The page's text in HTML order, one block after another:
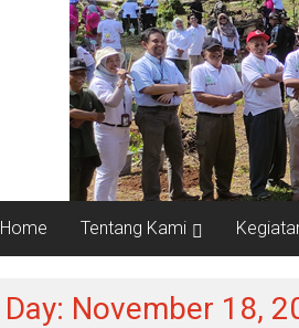
Home Tentang Kami
Day: November 18,